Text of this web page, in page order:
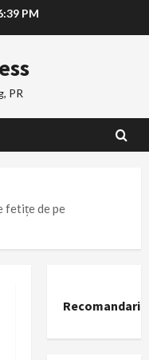
PM
PR
fetițe de pe
Recomandari